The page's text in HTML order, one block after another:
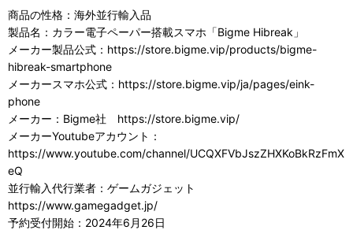
商品の性格：海外並行輸入品
製品名：カラー電子ペーパー搭載スマホ「Bigme Hibreak」
メーカー製品公式：https://store.bigme.vip/products/bigme-
hibreak-smartphone
メーカースマホ公式：https://store.bigme.vip/ja/pages/eink-
phone
メーカー：Bigme社 https://store.bigme.vip/
メーカーYoutubeアカウント：
https://www.youtube.com/channel/UCQXFVbJszZHXKoBkRzFmX
eQ
並行輸入代行業者：ゲームガジェット
https://www.gamegadget.jp/
予約受付開始：2024年6月26日